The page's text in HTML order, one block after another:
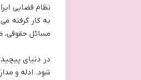
نظام قضایی
به کار گرفته
مسائل
در دنیای
شود. ادله و